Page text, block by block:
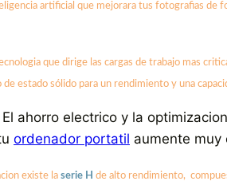
artificial que mejorara tus fotografias de
que dirige las cargas de trabajo mas
estado sólido para un rendimiento y una
El ahorro electrico y la
ordenador portatil aumente muy
existe la serie H de alto rendimiento,